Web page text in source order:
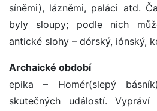
síněmi), lázněmi, paláci atd.
byly sloupy; podle nich
antické slohy – dórský, iónský,
Archaické období
epika – Homér(slepý
skutečných událostí.